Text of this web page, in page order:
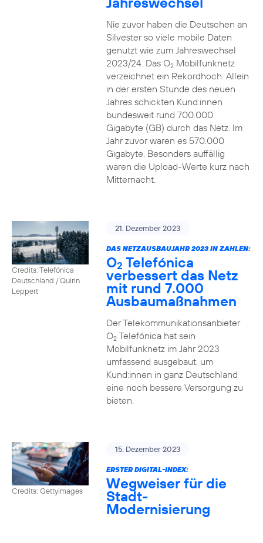
Nie zuvor haben die Deutschen an
Silvester so viele mobile Daten
genutzt wie zum Jahreswechsel
2023/24. Das O2Mobilfunknetz
verzeichnet ein Rekordhoch: Allein
in der ersten Stunde des neuen
Jahres schickten Kund:innen
bundesweit rund 700.000
Gigabyte (GB) durch das Netz. Im
Jahr zuvor waren es 570.000
Gigabyte. Besonders auffällig
waren die Upload-Werte kurz nach
Mitternacht.
Credits: Telefónica
Deutschland / Quirin
Leppert
21. Dezember 2023
DAS NETZAUSBAUJAHR 2023 IN ZAHLEN:
O2 Telefónica
verbessert das Netz
mit rund 7.000
Ausbaumaßnahmen
Der Telekommunikationsanbieter
O2Telefónica hat sein
Mobilfunknetz im Jahr 2023
umfassend ausgebaut, um
Kund:innen in ganz Deutschland
eine noch bessere Versorgung zu
bieten.
Credits: Gettyimages
15. Dezember 2023
ERSTER DIGITAL-INDEX:
Wegweiser für die
Stadt-
Modernisierung